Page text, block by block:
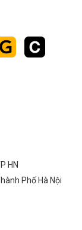
HN
Phố Hà Nội